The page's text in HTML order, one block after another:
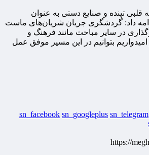
قلبی تپنده و صنایع دستی به عنوان
داد: گردشگری جریان شریان‌های ماست
در سایر مباحث مانند فرهنگ و
بتوانیم در این مسیر موفق عمل
sn_facebook sn_googleplus sn_telegram
https://